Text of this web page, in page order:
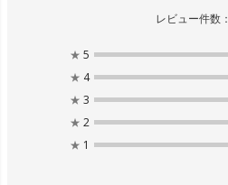
レビュー件数：
★ 5
★ 4
★ 3
★ 2
★ 1